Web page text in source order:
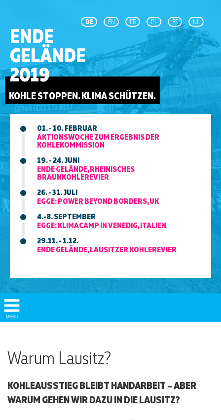
DE EN FR PL ES NL
ENDE
GELÄNDE
2019
KOHLE STOPPEN. KLIMA SCHÜTZEN.
01. - 10. FEBRUAR
AKTIONSWOCHE ZUM ERGEBNIS DER
KOHLEKOMMISSION
19. - 24. JUNI
ENDE GELÄNDE, RHEINISCHES
BRAUNKOHLEREVIER
26. - 31. JULI
EGGE: POWER BEYOND BORDERS, UK
4.-8. SEPTEMBER
EGGE: KLIMACAMP IN VENEDIG, ITALIEN
29.11. - 1.12.
ENDE GELÄNDE, LAUSITZER KOHLEREVIER
Show/
Hide
MENU
Warum Lausitz?
KOHLEAUSSTIEG BLEIBT HANDARBEIT – ABER
WARUM GEHEN WIR DAZU IN DIE LAUSITZ?